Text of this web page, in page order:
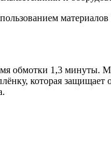
обмотки 1,3 минуты.
которая